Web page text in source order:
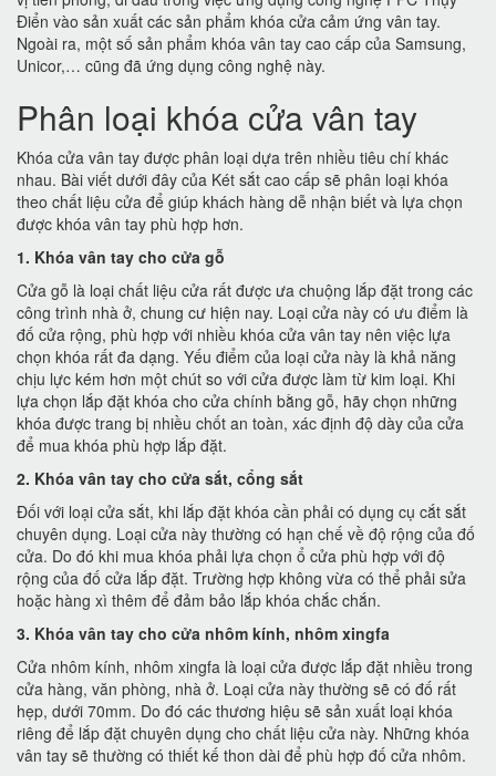
Điển vào sản xuất các sản phẩm khóa cửa cảm ứng vân tay.
Ngoài ra, một số sản phẩm khóa vân tay cao cấp của Samsung,
Unicor,… cũng đã ứng dụng công nghệ này.
Phân loại khóa cửa vân tay
Khóa cửa vân tay được phân loại dựa trên nhiều tiêu chí khác
nhau. Bài viết dưới đây của Két sắt cao cấp sẽ phân loại khóa
theo chất liệu cửa để giúp khách hàng dễ nhận biết và lựa chọn
được khóa vân tay phù hợp hơn.
1. Khóa vân tay cho cửa gỗ
Cửa gỗ là loại chất liệu cửa rất được ưa chuộng lắp đặt trong các
công trình nhà ở, chung cư hiện nay. Loại cửa này có ưu điểm là
đố cửa rộng, phù hợp với nhiều khóa cửa vân tay nên việc lựa
chọn khóa rất đa dạng. Yếu điểm của loại cửa này là khả năng
chịu lực kém hơn một chút so với cửa được làm từ kim loại. Khi
lựa chọn lắp đặt khóa cho cửa chính bằng gỗ, hãy chọn những
khóa được trang bị nhiều chốt an toàn, xác định độ dày của cửa
để mua khóa phù hợp lắp đặt.
2. Khóa vân tay cho cửa sắt, cổng sắt
Đối với loại cửa sắt, khi lắp đặt khóa cần phải có dụng cụ cắt sắt
chuyên dụng. Loại cửa này thường có hạn chế về độ rộng của đố
cửa. Do đó khi mua khóa phải lựa chọn ổ cửa phù hợp với độ
rộng của đố cửa lắp đặt. Trường hợp không vừa có thể phải sửa
hoặc hàng xì thêm để đảm bảo lắp khóa chắc chắn.
3. Khóa vân tay cho cửa nhôm kính, nhôm xingfa
Cửa nhôm kính, nhôm xingfa là loại cửa được lắp đặt nhiều trong
cửa hàng, văn phòng, nhà ở. Loại cửa này thường sẽ có đố rất
hẹp, dưới 70mm. Do đó các thương hiệu sẽ sản xuất loại khóa
riêng để lắp đặt chuyên dụng cho chất liệu cửa này. Những khóa
vân tay sẽ thường có thiết kế thon dài để phù hợp đố cửa nhôm.